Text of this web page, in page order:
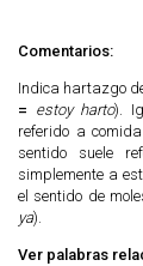
Comentarios:
Indica hartazgo
= estoy harto).
referido a
sentido suele
simplemente a
el sentido de
ya).
Ver palabras